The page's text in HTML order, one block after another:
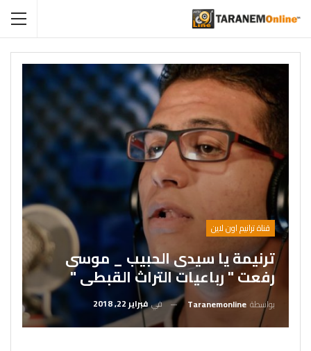
قناة ترانيم اون لاين
ترنيمة يا سيدى الحبيب _ موسى
رفعت " رباعيات التراث القبطى "
بواسطة Taranemonline فيفبراير 22, 2018